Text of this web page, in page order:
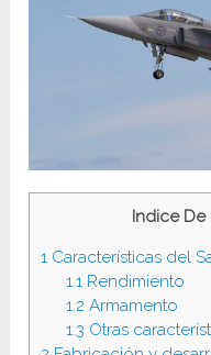
Indice
1 Características del
1.1Rendimiento
1.2 Armamento
1.3 Otras